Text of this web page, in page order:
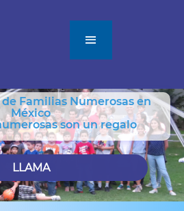
Familias Numerosas en
México
son un regalo
LLAMA